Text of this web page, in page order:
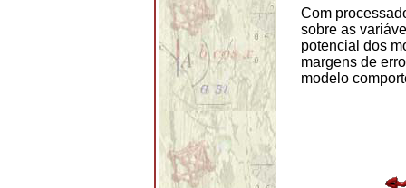
Com
sobre as
potencial dos
margens de
modelo